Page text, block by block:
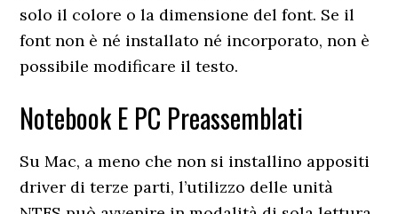
solo il colore o la dimensione del font. Se il
font non è né installato né incorporato, non è
possibile modificare il testo.
Notebook E PC Preassemblati
Su Mac, a meno che non si installino appositi
driver di terze parti, l’utilizzo delle unità